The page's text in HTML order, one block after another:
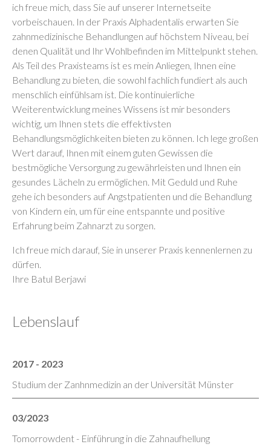
ich freue mich, dass Sie auf unserer Internetseite
vorbeischauen. In der Praxis Alphadentalis erwarten Sie
zahnmedizinische Behandlungen auf höchstem Niveau, bei
denen Qualität und Ihr Wohlbefinden im Mittelpunkt stehen.
Als Teil des Praxisteams ist es mein Anliegen, Ihnen eine
Behandlung zu bieten, die sowohl fachlich fundiert als auch
menschlich einfühlsam ist. Die kontinuierliche
Weiterentwicklung meines Wissens ist mir besonders
wichtig, um Ihnen stets die effektivsten
Behandlungsmöglichkeiten bieten zu können. Ich lege großen
Wert darauf, Ihnen mit einem guten Gewissen die
bestmögliche Versorgung zu gewährleisten und Ihnen ein
gesundes Lächeln zu ermöglichen. Mit Geduld und Ruhe
gehe ich besonders auf Angstpatienten und die Behandlung
von Kindern ein, um für eine entspannte und positive
Erfahrung beim Zahnarzt zu sorgen.
Ich freue mich darauf, Sie in unserer Praxis kennenlernen zu
dürfen.
Ihre Batul Berjawi
Lebenslauf
2017 - 2023
Studium der Zanhnmedizin an der Universität Münster
03/2023
Tomorrowdent - Einführung in die Zahnaufhellung